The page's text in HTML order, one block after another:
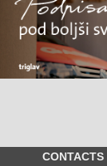
CONTACTS